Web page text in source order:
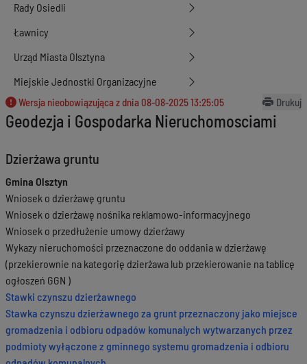
Rady Osiedli
Ławnicy
Urząd Miasta Olsztyna
Miejskie Jednostki Organizacyjne
Wersja nieobowiązująca z dnia 08-08-2025 13:25:05 Drukuj
Geodezja i Gospodarka Nieruchomosciami
Dzierżawa gruntu
Gmina Olsztyn
Wniosek o dzierżawę gruntu
Wniosek o dzierżawę nośnika reklamowo-informacyjnego
Wniosek o przedłużenie umowy dzierżawy
Wykazy nieruchomości przeznaczone do oddania w dzierżawę
(przekierownie na kategorię dzierżawa lub przekierowanie na tablicę
ogłoszeń GGN )
Stawki czynszu dzierżawnego
Stawka czynszu dzierżawnego za grunt przeznaczony jako miejsce
gromadzenia i odbioru odpadów komunalych wytwarzanych przez
podmioty wyłączone z gminnego systemu gromadzenia i odbioru